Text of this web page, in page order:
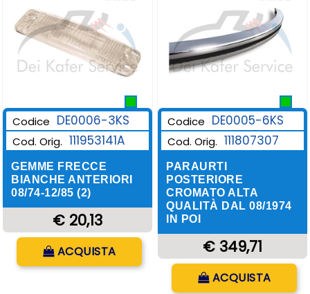
Codice DE0006-3KS
Cod. Orig. 111953141A
GEMME FRECCE
BIANCHE ANTERIORI
08/74-12/85 (2)
€ 20,13
ACQUISTA
Codice DE0005-6KS
Cod. Orig. 111807307
PARAURTI
POSTERIORE
CROMATO ALTA
QUALITÀ DAL 08/1974
IN POI
€ 349,71
ACQUISTA